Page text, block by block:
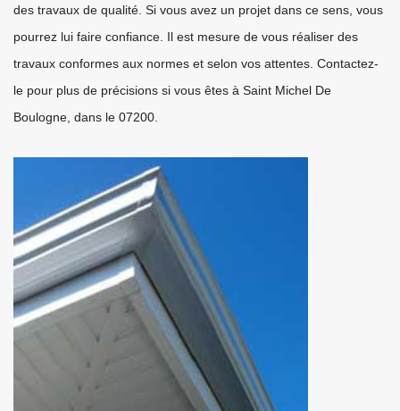
des travaux de qualité. Si vous avez un projet dans ce sens, vous
pourrez lui faire confiance. Il est mesure de vous réaliser des
travaux conformes aux normes et selon vos attentes. Contactez-
le pour plus de précisions si vous êtes à Saint Michel De
Boulogne, dans le 07200.